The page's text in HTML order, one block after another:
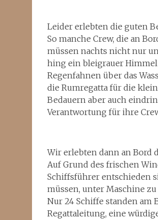
Leider erlebten die guten
So manche Crew, die an
müssen nachts nicht nur
hing ein bleigrauer
Regenfahnen über das
die Rumregatta für die
Bedauern aber auch
Verantwortung für ihre
Wir erlebten dann an Bord
Auf Grund des frischen
Schiffsführer entschieden
müssen, unter Maschine
Nur 24 Schiffe standen am
Regattaleitung, eine